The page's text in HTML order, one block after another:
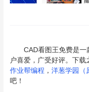
CAD看图王免费是一
户喜爱，广受好评。下
作业帮编程 ， 洋葱学园（
吧！